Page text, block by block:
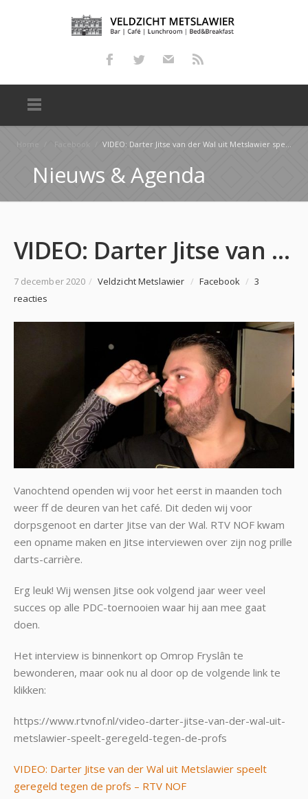
Home Facebook VIDEO: Darter Jitse van der Wal uit Metslawier speelt geregeld tegen de profs – RTV NOF
Nieuws & Agenda
VIDEO: Darter Jitse van der Wal uit Metslawier speelt geregeld tegen de profs – RTV NOF
7 december 2020 / Veldzicht Metslawier / Facebook / 3
reacties
Vanochtend openden wij voor het eerst in maanden toch
weer ff de deuren van het café. Dit deden wij voor
dorpsgenoot en darter Jitse van der Wal. RTV NOF kwam
een opname maken en Jitse interviewen over zijn nog prille
darts-carrière.
Erg leuk! Wij wensen Jitse ook volgend jaar weer veel
succes op alle PDC-toernooien waar hij aan mee gaat
doen.
Het interview is binnenkort op Omrop Fryslân te
bewonderen, maar ook nu al door op de volgende link te
klikken:
https://www.rtvnof.nl/video-darter-jitse-van-der-wal-uit-
metslawier-speelt-geregeld-tegen-de-profs
VIDEO: Darter Jitse van der Wal uit Metslawier speelt
geregeld tegen de profs – RTV NOF